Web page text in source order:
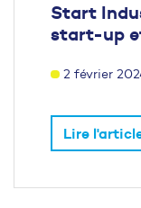
Start
start-up
2 février
Lire